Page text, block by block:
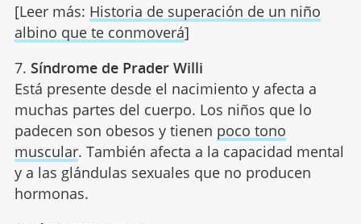
[Leer más: Historia de superación de un niño
albino que te conmoverá]
7. Síndrome de Prader Willi
Está presente desde el nacimiento y afecta a
muchas partes del cuerpo. Los niños que lo
padecen son obesos y tienen poco tono
muscular. También afecta a la capacidad mental
y a las glándulas sexuales que no producen
hormonas.